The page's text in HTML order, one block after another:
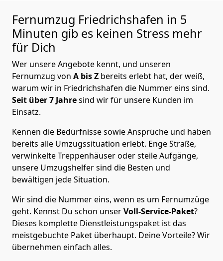
Fernumzug Friedrichshafen in 5
Minuten gib es keinen Stress mehr
für Dich
Wer unsere Angebote kennt, und unseren
Fernumzug von A bis Z bereits erlebt hat, der weiß,
warum wir in Friedrichshafen die Nummer eins sind.
Seit über 7 Jahresind wir für unsere Kunden im
Einsatz.
Kennen die Bedürfnisse sowie Ansprüche und haben
bereits alle Umzugssituation erlebt. Enge Straße,
verwinkelte Treppenhäuser oder steile Aufgänge,
unsere Umzugshelfer sind die Besten und
bewältigen jede Situation.
Wir sind die Nummer eins, wenn es um Fernumzüge
geht. Kennst Du schon unserVoll-Service-Paket?
Dieses komplette Dienstleistungspaket ist das
meistgebuchte Paket überhaupt. Deine Vorteile? Wir
übernehmen einfach alles.